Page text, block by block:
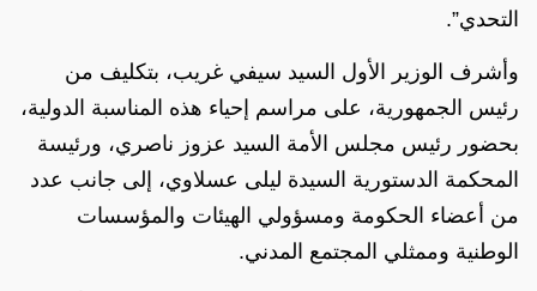
التحدي”.
وأشرف الوزير الأول السيد سيفي غريب، بتكليف من
رئيس الجمهورية، على مراسم إحياء هذه المناسبة الدولية،
بحضور رئيس مجلس الأمة السيد عزوز ناصري، ورئيسة
المحكمة الدستورية السيدة ليلى عسلاوي، إلى جانب عدد
من أعضاء الحكومة ومسؤولي الهيئات والمؤسسات
الوطنية وممثلي المجتمع المدني.